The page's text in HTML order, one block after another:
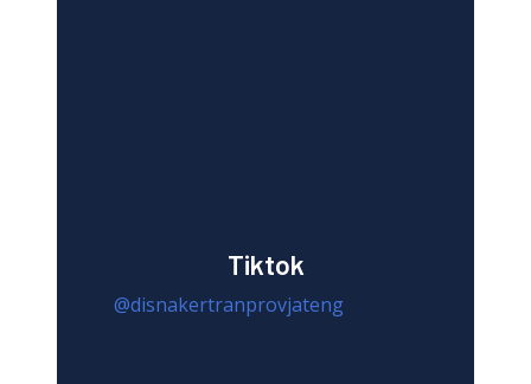
Tiktok
@disnakertranprovjateng